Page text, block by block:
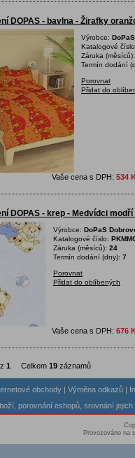
DOPAS - bavlna - Žirafky
Výrobce:
Katalogové
Záruka (měsíců):
Termín dodání
Porovnat
Přidat do
Vaše cena s DPH: 534
DOPAS - krep - Medvídci
Výrobce: DoPaS
Katalogové číslo:
Záruka (měsíců): 24
Termín dodání (dny): 7
Porovnat
Přidat do oblíbených
Vaše cena s DPH: 676
z 1 Celkem 19 záznamů
Výměna odkazů
Provozováno na